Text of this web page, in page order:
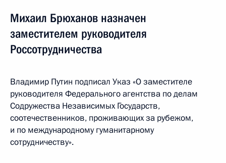
Михаил Брюханов назначен
заместителем руководителя
Россотрудничества
Владимир Путин подписал Указ «О заместителе
руководителя Федерального агентства по делам
Содружества Независимых Государств,
соотечественников, проживающих за рубежом,
и по международному гуманитарному
сотрудничеству».